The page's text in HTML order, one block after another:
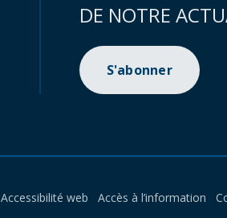
DE NOTRE
S'abonner
Accessibilité web Accès à l’information